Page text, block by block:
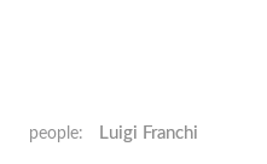
people: Luigi Franchi